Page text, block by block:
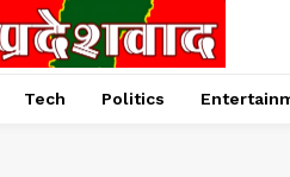
Tech Politics